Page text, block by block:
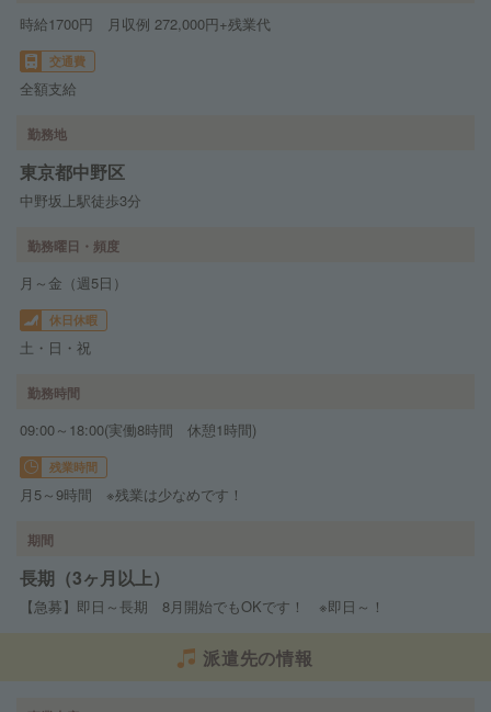
時給1700円 月収例 272,000円+残業代
交通費
全額支給
勤務地
東京都中野区
中野坂上駅徒歩3分
勤務曜日・頻度
月～金（週5日）
休日休暇
土・日・祝
勤務時間
09:00～18:00(実働8時間 休憩1時間)
残業時間
月5～9時間 ※残業は少なめです！
期間
長期（3ヶ月以上）
【急募】即日～長期 8月開始でもOKです！ ※即日～！
派遣先の情報